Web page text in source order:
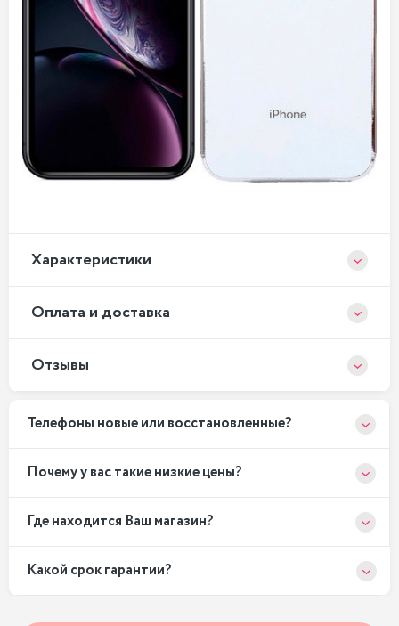
Xарактеристики
Оплата и доставка
Отзывы
Телефоны новые или восстановленные?
Почему у вас такие низкие цены?
Где находится Ваш магазин?
Какой срок гарантии?